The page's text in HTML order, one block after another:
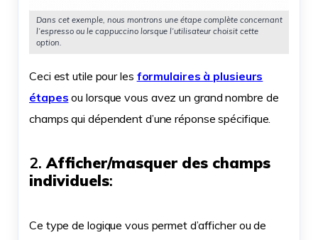
Dans cet exemple, nous montrons une étape complète concernant
l’espresso ou le cappuccino lorsque l’utilisateur choisit cette
option.
Ceci est utile pour les formulaires à plusieurs
étapes ou lorsque vous avez un grand nombre de
champs qui dépendent d’une réponse spécifique.
2. Afficher/masquer des champs
individuels:
Ce type de logique vous permet d’afficher ou de